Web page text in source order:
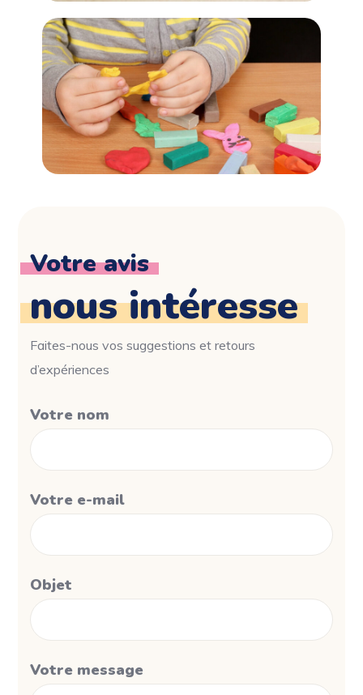
Votre avis
nous intéresse
Faites-nous vos suggestions et retours
d’expériences
Votre nom
Votre e-mail
Objet
Votre message